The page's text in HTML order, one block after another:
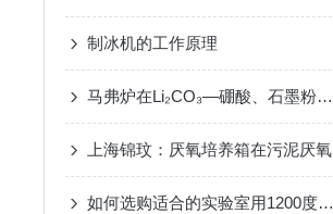
制冰机的工作原理
马弗炉在Li₂CO₃—硼酸、石墨粉坩埚熔样法中的用途
如何选购适合的实验室用1200度箱式马弗炉？